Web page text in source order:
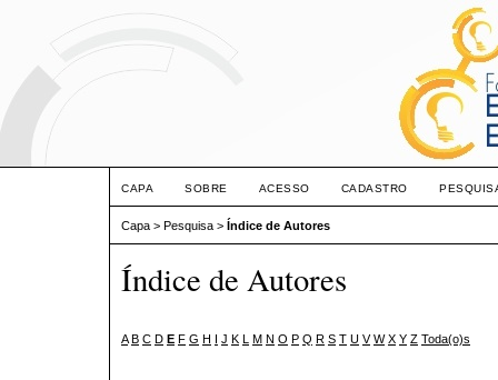
CAPA SOBRE ACESSO CADASTRO
Capa > Pesquisa > Índice de Autores
Índice de Autores
A B C D E F G H I J K L M N O P Q R S T U V W X Y Z Toda(o)s